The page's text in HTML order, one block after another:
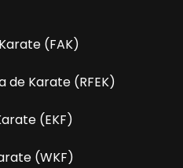
(FAK)
de Karate (RFEK)
(EKF)
(WKF)